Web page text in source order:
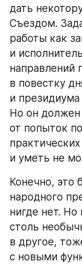
дать
Съездом.
работы как
и
направлений
в повестку
и
Но он
от попыток
и уметь не
Конечно, это
народного
нигде нет.
столь
в другое,
с новыми